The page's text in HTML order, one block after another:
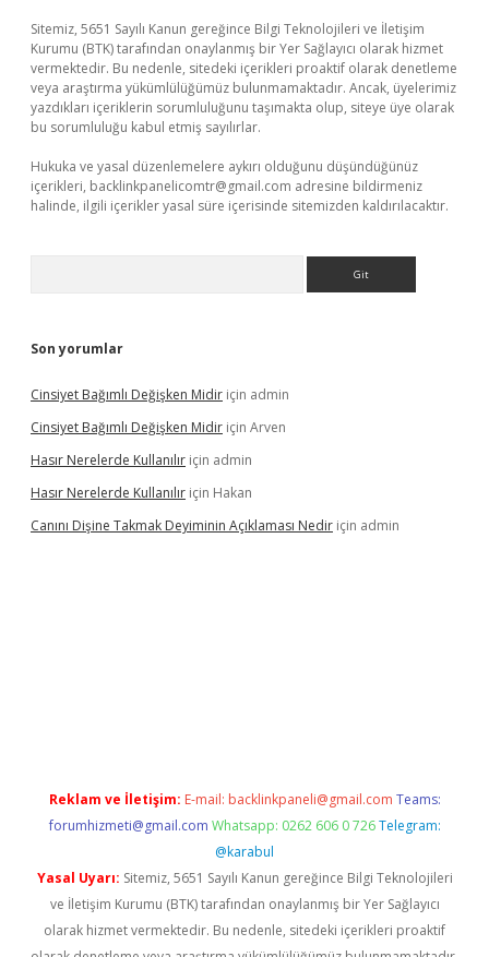
Sitemiz, 5651 Sayılı Kanun gereğince Bilgi Teknolojileri ve İletişim
Kurumu (BTK) tarafından onaylanmış bir Yer Sağlayıcı olarak hizmet
vermektedir. Bu nedenle, sitedeki içerikleri proaktif olarak denetleme
veya araştırma yükümlülüğümüz bulunmamaktadır. Ancak, üyelerimiz
yazdıkları içeriklerin sorumluluğunu taşımakta olup, siteye üye olarak
bu sorumluluğu kabul etmiş sayılırlar.
Hukuka ve yasal düzenlemelere aykırı olduğunu düşündüğünüz
içerikleri, backlinkpanelicomtr@gmail.com adresine bildirmeniz
halinde, ilgili içerikler yasal süre içerisinde sitemizden kaldırılacaktır.
Son yorumlar
Cinsiyet Bağımlı Değişken Midir için admin
Cinsiyet Bağımlı Değişken Midir için Arven
Hasır Nerelerde Kullanılır için admin
Hasır Nerelerde Kullanılır için Hakan
Canını Dişine Takmak Deyiminin Açıklaması Nedir için admin
Reklam ve İletişim: E-mail: backlinkpaneli@gmail.com Teams:
forumhizmeti@gmail.com Whatsapp: 0262 606 0 726 Telegram:
@karabul
Yasal Uyarı: Sitemiz, 5651 Sayılı Kanun gereğince Bilgi Teknolojileri
ve İletişim Kurumu (BTK) tarafından onaylanmış bir Yer Sağlayıcı
olarak hizmet vermektedir. Bu nedenle, sitedeki içerikleri proaktif